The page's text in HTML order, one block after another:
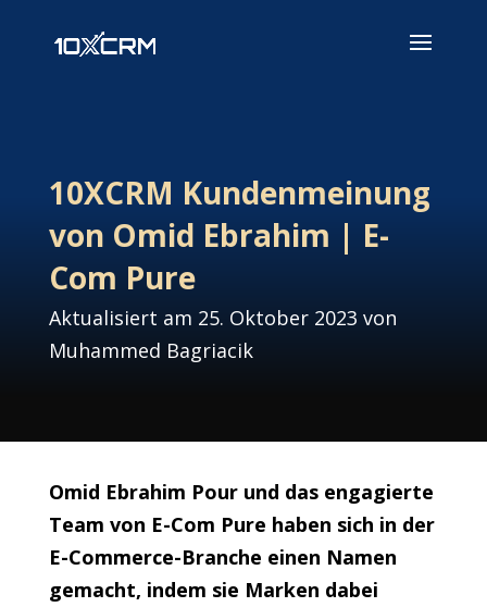
10XCRM Kundenmeinung
von Omid Ebrahim | E-
Com Pure
Aktualisiert am 25. Oktober 2023 von
Muhammed Bagriacik
Omid Ebrahim Pour und das engagierte
Team von E-Com Pure haben sich in der
E-Commerce-Branche einen Namen
gemacht, indem sie Marken dabei